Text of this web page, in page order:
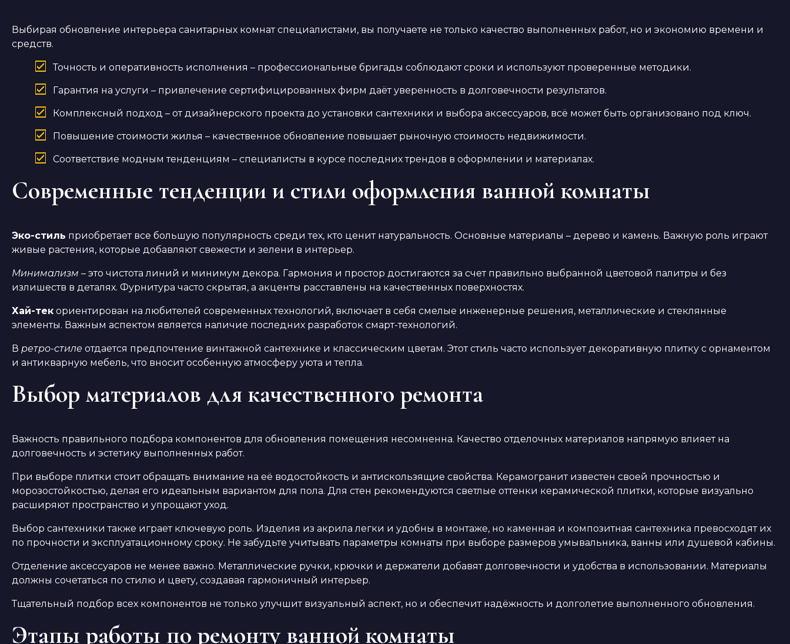
Выбирая обновление интерьера санитарных комнат специалистами, вы получаете не только качество выполненных работ, но и экономию времени и
средств.
Точность и оперативность исполнения – профессиональные бригады соблюдают сроки и используют проверенные методики.
Гарантия на услуги – привлечение сертифицированных фирм даёт уверенность в долговечности результатов.
Комплексный подход – от дизайнерского проекта до установки сантехники и выбора аксессуаров, всё может быть организовано под ключ.
Повышение стоимости жилья – качественное обновление повышает рыночную стоимость недвижимости.
Соответствие модным тенденциям – специалисты в курсе последних трендов в оформлении и материалах.
Современные тенденции и стили оформления ванной комнаты
Эко-стиль приобретает все большую популярность среди тех, кто ценит натуральность. Основные материалы – дерево и камень. Важную роль играют
живые растения, которые добавляют свежести и зелени в интерьер.
Минимализм – это чистота линий и минимум декора. Гармония и простор достигаются за счет правильно выбранной цветовой палитры и без
излишеств в деталях. Фурнитура часто скрытая, а акценты расставлены на качественных поверхностях.
Хай-тек ориентирован на любителей современных технологий, включает в себя смелые инженерные решения, металлические и стеклянные
элементы. Важным аспектом является наличие последних разработок смарт-технологий.
В ретро-стиле отдается предпочтение винтажной сантехнике и классическим цветам. Этот стиль часто использует декоративную плитку с орнаментом
и антикварную мебель, что вносит особенную атмосферу уюта и тепла.
Выбор материалов для качественного ремонта
Важность правильного подбора компонентов для обновления помещения несомненна. Качество отделочных материалов напрямую влияет на
долговечность и эстетику выполненных работ.
При выборе плитки стоит обращать внимание на её водостойкость и антискользящие свойства. Керамогранит известен своей прочностью и
морозостойкостью, делая его идеальным вариантом для пола. Для стен рекомендуются светлые оттенки керамической плитки, которые визуально
расширяют пространство и упрощают уход.
Выбор сантехники также играет ключевую роль. Изделия из акрила легки и удобны в монтаже, но каменная и композитная сантехника превосходят их
по прочности и эксплуатационному сроку. Не забудьте учитывать параметры комнаты при выборе размеров умывальника, ванны или душевой кабины.
Отделение аксессуаров не менее важно. Металлические ручки, крючки и держатели добавят долговечности и удобства в использовании. Материалы
должны сочетаться по стилю и цвету, создавая гармоничный интерьер.
Тщательный подбор всех компонентов не только улучшит визуальный аспект, но и обеспечит надёжность и долголетие выполненного обновления.
Этапы работы по ремонту ванной комнаты